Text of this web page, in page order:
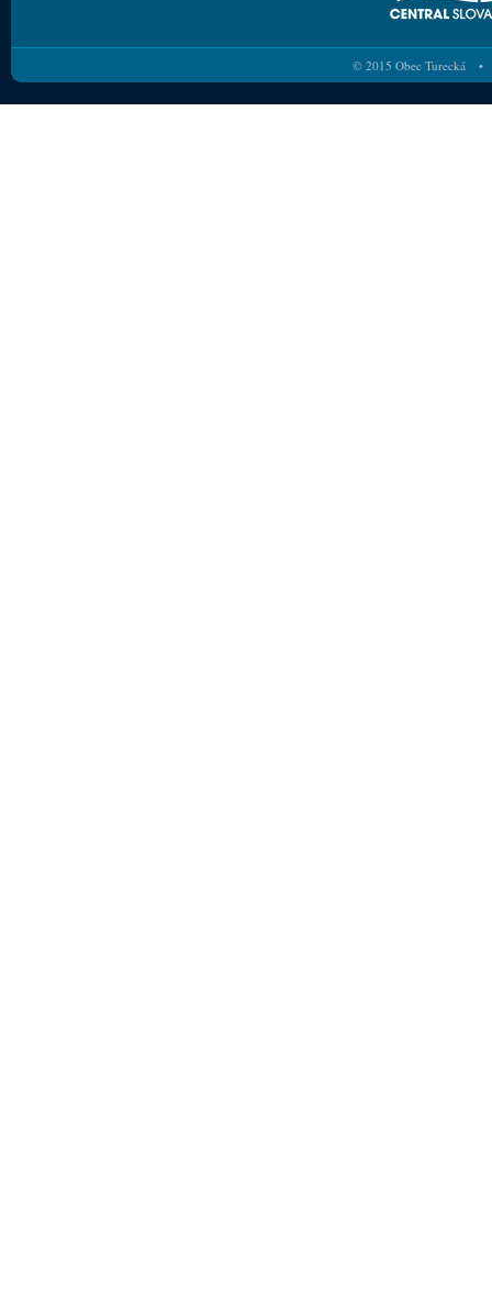
© 2015 Obec Turecká